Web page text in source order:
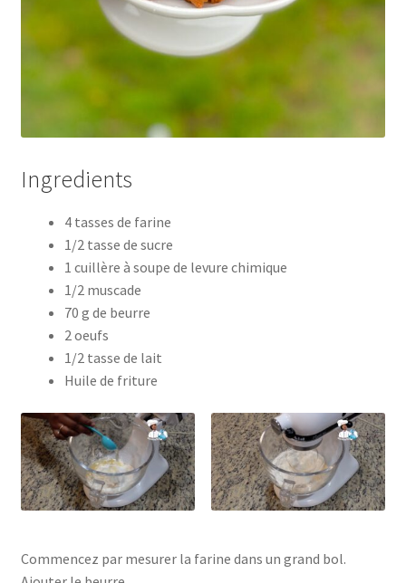
Ingredients
4 tasses de farine
1/2 tasse de sucre
1 cuillère à soupe de levure chimique
1/2 muscade
70 g de beurre
2 oeufs
1/2 tasse de lait
Huile de friture
Commencez par mesurer la farine dans un grand bol.